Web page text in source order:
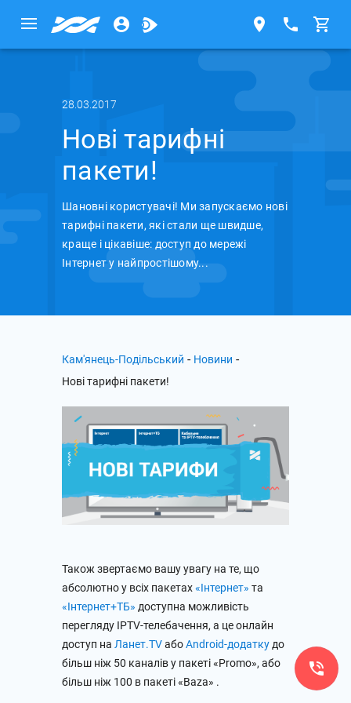
28.03.2017
Нові тарифні
пакети!
Шановні користувачі! Ми запускаємо нові
тарифні пакети, які стали ще швидше,
краще і цікавіше: доступ до мережі
Інтернет у найпростішому...
Кам'янець-Подільський - Новини -
Нові тарифні пакети!
Також звертаємо вашу увагу на те, що
абсолютно у всіх пакетах«Інтернет» та
«Інтернет+ТБ» доступна можливість
перегляду IPTV-телебачення, а це онлайн
доступ на Ланет.TVабоAndroid-додатку до
більш ніж 50 каналів у пакеті «Promo», або
більш ніж 100 в пакеті «Baza» .